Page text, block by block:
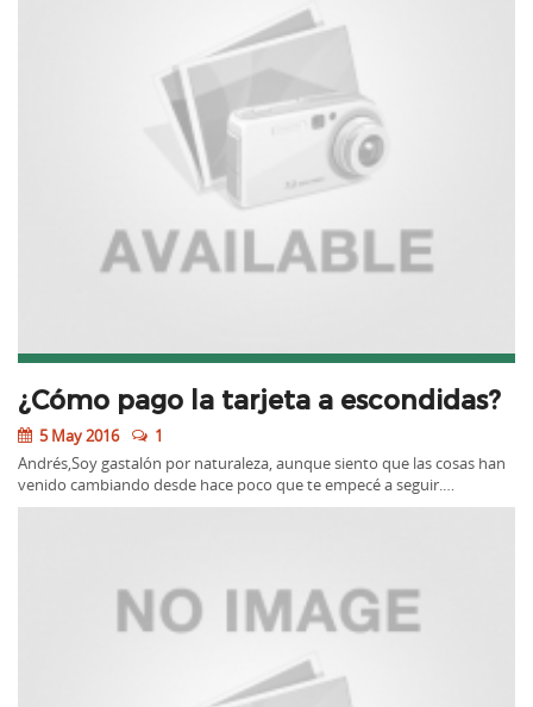
¿Cómo pago la tarjeta a escondidas?
5 May 2016
1
Andrés,Soy gastalón por naturaleza, aunque siento que las cosas han
venido cambiando desde hace poco que te empecé a seguir.…